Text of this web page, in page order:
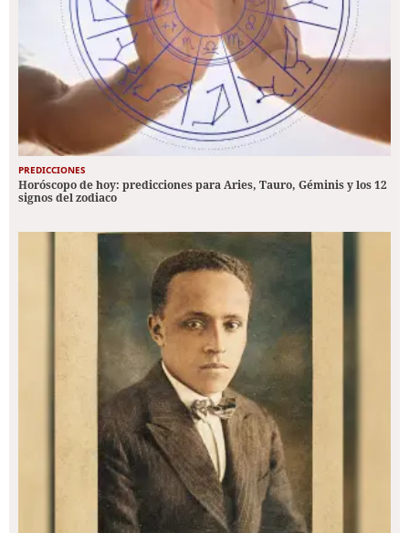
PREDICCIONES
Horóscopo de hoy: predicciones para Aries, Tauro, Géminis y los 12
signos del zodiaco